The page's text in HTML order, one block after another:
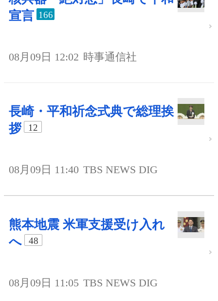
宣言 166
08月09日 12:02 時事通信社
長崎・平和祈念式典で総理挨
拶
12
08月09日 11:40 TBS NEWS DIG
熊本地震 米軍支援受け入れ
へ
48
08月09日 11:05 TBS NEWS DIG